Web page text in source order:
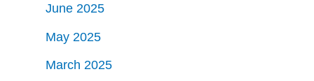
June 2025
May 2025
March 2025